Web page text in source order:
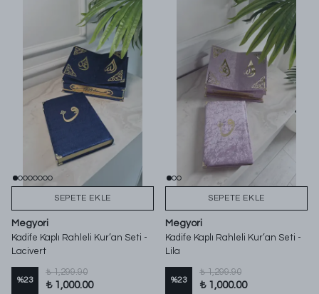
SEPETE EKLE
Megyori
Kadife Kaplı Rahleli Kur’an Seti -
Lacivert
%23
₺ 1,299.90
₺ 1,000.00
SEPETE EKLE
Megyori
Kadife Kaplı Rahleli Kur’an Seti -
Lila
%23
₺ 1,299.90
₺ 1,000.00